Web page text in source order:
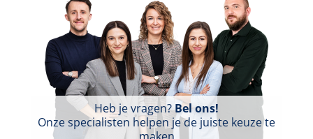
Heb je vragen?Bel ons!
Onze specialisten helpen je de juiste keuze te
maken